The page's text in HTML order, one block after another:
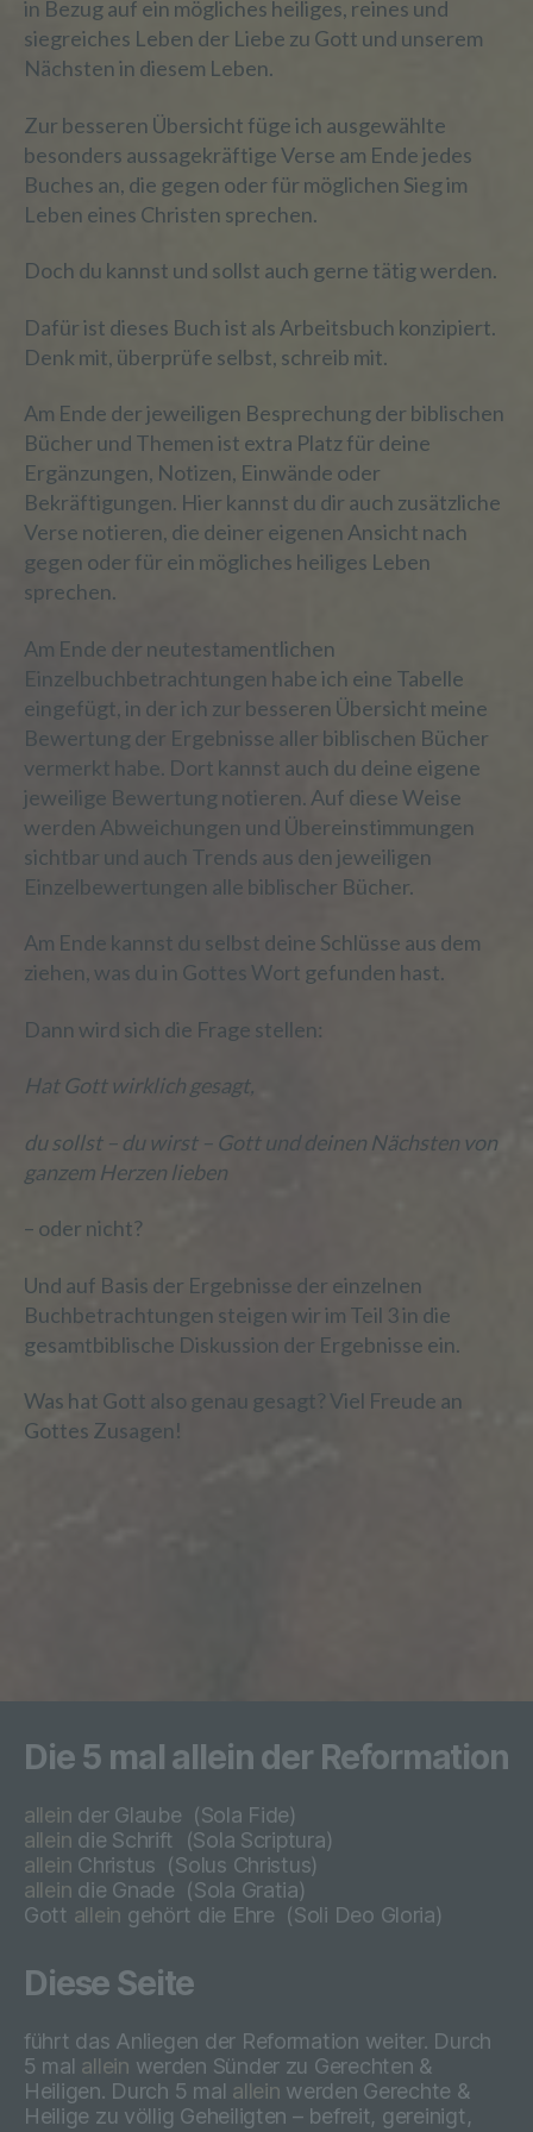
in Bezug auf ein mögliches heiliges, reines und
siegreiches Leben der Liebe zu Gott und unserem
Nächsten in diesem Leben.
Zur besseren Übersicht füge ich ausgewählte
besonders aussagekräftige Verse am Ende jedes
Buches an, die gegen oder für möglichen Sieg im
Leben eines Christen sprechen.
Doch du kannst und sollst auch gerne tätig werden.
Dafür ist dieses Buch ist als Arbeitsbuch konzipiert.
Denk mit, überprüfe selbst, schreib mit.
Am Ende der jeweiligen Besprechung der biblischen
Bücher und Themen ist extra Platz für deine
Ergänzungen, Notizen, Einwände oder
Bekräftigungen. Hier kannst du dir auch zusätzliche
Verse notieren, die deiner eigenen Ansicht nach
gegen oder für ein mögliches heiliges Leben
sprechen.
Am Ende der neutestamentlichen
Einzelbuchbetrachtungen habe ich eine Tabelle
eingefügt, in der ich zur besseren Übersicht meine
Bewertung der Ergebnisse aller biblischen Bücher
vermerkt habe. Dort kannst auch du deine eigene
jeweilige Bewertung notieren. Auf diese Weise
werden Abweichungen und Übereinstimmungen
sichtbar und auch Trends aus den jeweiligen
Einzelbewertungen alle biblischer Bücher.
Am Ende kannst du selbst deine Schlüsse aus dem
ziehen, was du in Gottes Wort gefunden hast.
Dann wird sich die Frage stellen:
Hat Gott wirklich gesagt,
du sollst – du wirst – Gott und deinen Nächsten von
ganzem Herzen lieben
– oder nicht?
Und auf Basis der Ergebnisse der einzelnen
Buchbetrachtungen steigen wir im Teil 3 in die
gesamtbiblische Diskussion der Ergebnisse ein.
Was hat Gott also genau gesagt? Viel Freude an
Gottes Zusagen!
Die 5 mal allein der Reformation
allein der Glaube (Sola Fide)
allein die Schrift
(Sola Scriptura)
allein Christus (Solus Christus)
allein die Gnade (Sola Gratia)
Gott allein gehört die Ehre (Soli Deo Gloria)
Diese Seite
führt das Anliegen der Reformation weiter. Durch
5 mal allein werden Sünder zu Gerechten &
Heiligen. Durch 5 mal allein werden Gerechte &
Heilige zu völlig Geheiligten – befreit, gereinigt,
d) Einschränkung der Verarbeitung
Einschränkung der Verarbeitung ist die
Markierung gespeicherter
personenbezogener Daten mit dem Ziel,
ihre künftige Verarbeitung einzuschränken.
Profiling ist jede Art der automatisierten
die darin besteht, dass diese
personenbezogenen Daten verwendet
werden, um bestimmte persönliche
Aspekte, die sich auf eine natürliche
Person beziehen, zu bewerten,
insbesondere, um Aspekte bezüglich
Arbeitsleistung, wirtschaftlicher Lage,
Gesundheit, persönlicher Vorlieben,
Aufenthaltsort oder Ortswechsel dieser
natürlichen Person zu analysieren oder
vorherzusagen.
f) Pseudonymisierung
Pseudonymisierung ist die Verarbeitung
personenbezogener Daten in einer Weise,
auf welche die personenbezogenen Daten
Informationen nicht mehr einer
spezifischen betroffenen Person
zusätzlichen Informationen gesondert
aufbewahrt werden und technischen und
unterliegen, die gewährleisten, dass die
identifizierten oder identifizierbaren
natürlichen Person zugewiesen werden.
Verarbeitung Verantwortlicher
Verantwortlicher oder für die Verarbeitung
juristische Person, Behörde, Einrichtung
oder andere Stelle, die allein oder
gemeinsam mit anderen über die Zwecke
Auftragsverarbeiter ist eine natürliche oder
juristische Person, Behörde, Einrichtung
oder andere Stelle, die personenbezogene
Daten im Auftrag des Verantwortlichen
i) Empfänger
Empfänger ist eine natürliche oder